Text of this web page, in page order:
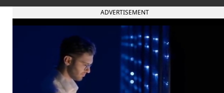
ADVERTISEMENT